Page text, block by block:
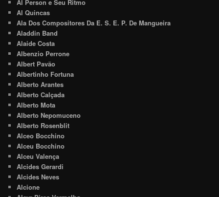
Al Person e Seu Ritmo
Al Quincas
Ala Dos Compositores Da E. S. E. P. De Mangueira
Aladdin Band
Alaide Costa
Albenzio Perrone
Albert Pavão
Albertinho Fortuna
Alberto Arantes
Alberto Calçada
Alberto Mota
Alberto Nepomuceno
Alberto Rosenblit
Alceo Bocchino
Alceu Bocchino
Alceu Valença
Alcides Gerardi
Alcides Neves
Alcione